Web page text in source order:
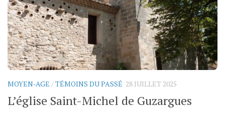
MOYEN-AGE /TÉMOINS DU PASSÉ 28 JUILLET 2025
L’église Saint-Michel de Guzargues